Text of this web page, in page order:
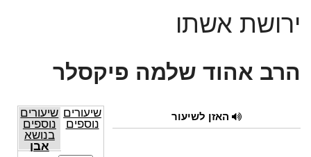
ירושת אשתו
הרב אהוד שלמה פיקסלר
האזן לשיעור
שיעורים
נוספים
שיעורים
נוספים
בנושא
אבן